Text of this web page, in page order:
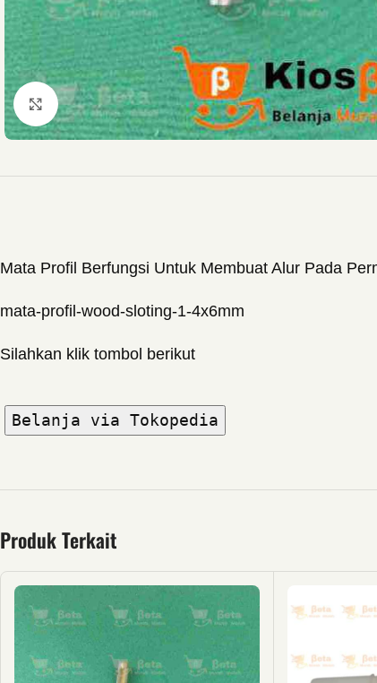
Click to enlarge
Mata Profil Berfungsi Untuk Membuat Alur Pada
mata-profil-wood-sloting-1-4x6mm
Silahkan klik tombol berikut
Belanja via Tokopedia
Produk Terkait